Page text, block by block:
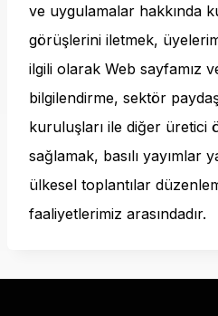
ve uygulamalar hakkında
görüşlerini iletmek,
ilgili olarak Web sayfamız
bilgilendirme, sektör
kuruluşları ile diğer üretici
sağlamak, basılı yayımlar
ülkesel toplantılar
faaliyetlerimiz arasındadır.